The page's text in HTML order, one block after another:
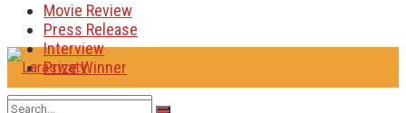
Movie Review
Press Release
Interview
Prize Winner